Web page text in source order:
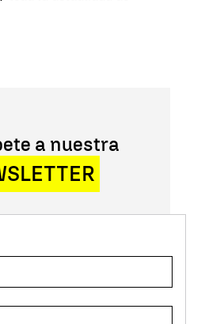
a nuestra